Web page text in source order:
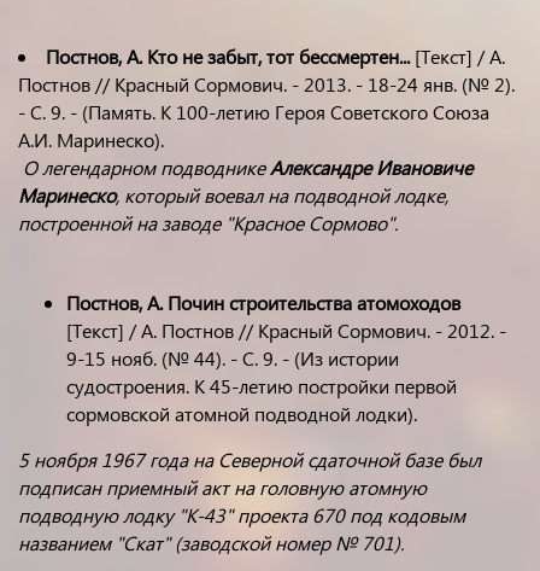
Постнов, А. Кто не забыт, тот бессмертен...[Текст] / А.
Постнов // Красный Сормович. - 2013. - 18-24 янв. (№ 2).
- С. 9. - (Память. К 100-летию Героя Советского Союза
А.И. Маринеско).
О легендарном подводникеАлександре Ивановиче
Маринеско, который воевал на подводной лодке,
построенной на заводе "Красное Сормово".
Постнов, А. Почин строительства атомоходов
[Текст] / А. Постнов // Красный Сормович. - 2012. -
9-15 нояб. (№ 44). - С. 9. - (Из истории
судостроения. К 45-летию постройки первой
сормовской атомной подводной лодки).
5 ноября 1967 года на Северной сдаточной базе был
подписан приемный акт на головную атомную
подводную лодку "К-43" проекта 670 под кодовым
названием "Скат" (заводской номер № 701).